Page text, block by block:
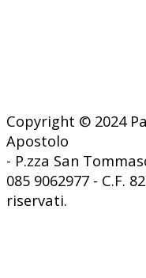
Copyright © 2024
Apostolo
- P.zza San
085 9062977 - C.F.
riservati.